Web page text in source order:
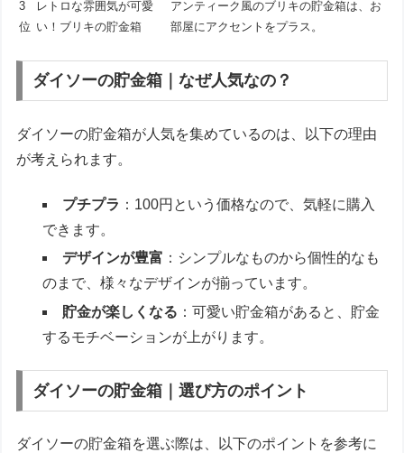
3
位
レトロな雰囲気が可愛
い！ブリキの貯金箱
アンティーク風のブリキの貯金箱は、お
部屋にアクセントをプラス。
ダイソーの貯金箱｜なぜ人気なの？
ダイソーの貯金箱が人気を集めているのは、以下の理由
が考えられます。
プチプラ ：100円という価格なので、気軽に購入
できます。
デザインが豊富 ：シンプルなものから個性的なも
のまで、様々なデザインが揃っています。
貯金が楽しくなる ：可愛い貯金箱があると、貯金
するモチベーションが上がります。
ダイソーの貯金箱｜選び方のポイント
ダイソーの貯金箱を選ぶ際は、以下のポイントを参考に